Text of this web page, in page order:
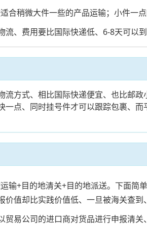
合稍微大件一些的产品运输；小件一
、费用要比国际快递低、6-8天可以
方式、相比国际快递便宜、也比邮
点、同时挂号件才可以跟踪包裹、
输+目的地清关+目的地派送。下面
值却比实践价值低、一旦被海关查到
易公司的进口商对货品进行申报清